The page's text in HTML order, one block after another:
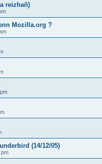
reizhañ)
Mozilla.org ?
(14/12/05)
pm